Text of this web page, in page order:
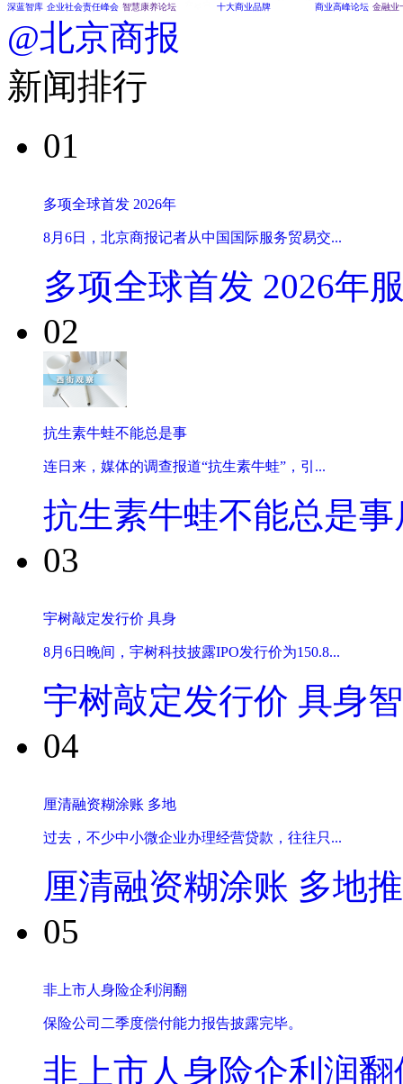
深蓝智库 企业社会责任峰会 智慧康养论坛 十大商业品牌 商业高峰论坛 金融业
@北京商报
新闻排行
01
多项全球首发 2026年
8月6日，北京商报记者从中国国际服务贸易交...
多项全球首发 2026年
02
抗生素牛蛙不能总是事
连日来，媒体的调查报道“抗生素牛蛙”，引...
抗生素牛蛙不能总是事
03
宇树敲定发行价 具身
8月6日晚间，宇树科技披露IPO发行价为150.8...
宇树敲定发行价 具身
04
厘清融资糊涂账 多地
过去，不少中小微企业办理经营贷款，往往只...
厘清融资糊涂账 多地
05
非上市人身险企利润翻
保险公司二季度偿付能力报告披露完毕。
非上市人身险企利润翻